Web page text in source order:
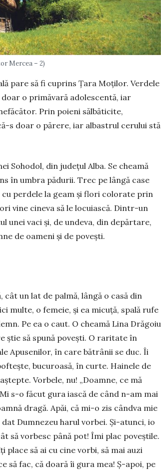
Mercea – 2)
pare să fi cuprins Țara Mo­ților. Verdele
o primăvară ado­lescentă, iar
Prin poieni sălbăticite,
s doar o părere, iar albastrul cerului stă
Sohodol, din județul Alba. Se cheamă
în umbra pădurii. Trec pe lângă case
perdele la geam și flori colorate prin
vine ci­neva să le locuiască. Dintr-un
unei vaci și, de un­deva, din depărtare,
de oameni și de povești.
un lat de palmă, lângă o casă din
multe, o femeie, și ea micuță, spală rufe
Pe ea o caut. O cheamă Lina Drăgoiu
știe să spună povești. O raritate în
Apusenilor, în care bătrânii se duc. Îi
bucuroasă, în curte. Hainele de
Vorbele, nu! „Doamne, ce mă
s-o fă­cut gura iască de când n-am mai
dragă. Apăi, că mi-o zis cândva mie
Dumnezeu harul vor­bei. Și-atunci, io
să vorbesc până pot! Îmi plac poveștile.
place să ai cu cine vorbi, să mai auzi
să fac, că doară îi gura mea! Ș-apoi, pe